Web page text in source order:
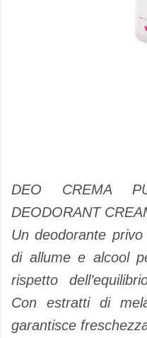
DEO CREMA
DEODORANT
Un deodorante
di allume e alcool
rispetto
Con estratti di
garantisce